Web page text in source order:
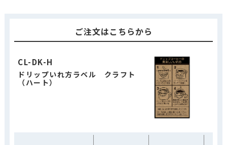
ご注文はこちらから
CL-DK-H
ドリップいれ方ラベル クラフト
（ハート）